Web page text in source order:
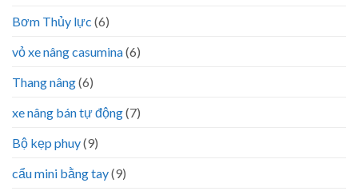
Bơm Thủy lực (6)
vỏ xe nâng casumina(6)
Thang nâng(6)
xe nâng bán tự động(7)
Bộ kẹp phuy(9)
cẩu mini bằng tay(9)